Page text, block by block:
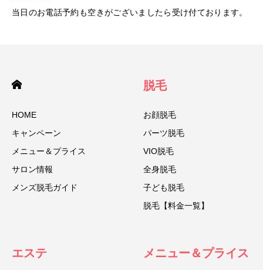
当日のお電話予約も空きがございましたら受け付ております。
HOME
キャンペーン
メニュー＆プライス
サロン情報
メンズ脱毛ガイド
脱毛
お顔脱毛
パーツ脱毛
VIO脱毛
全身脱毛
子ども脱毛
脱毛【料金一覧】
エステ メニュー＆プライス